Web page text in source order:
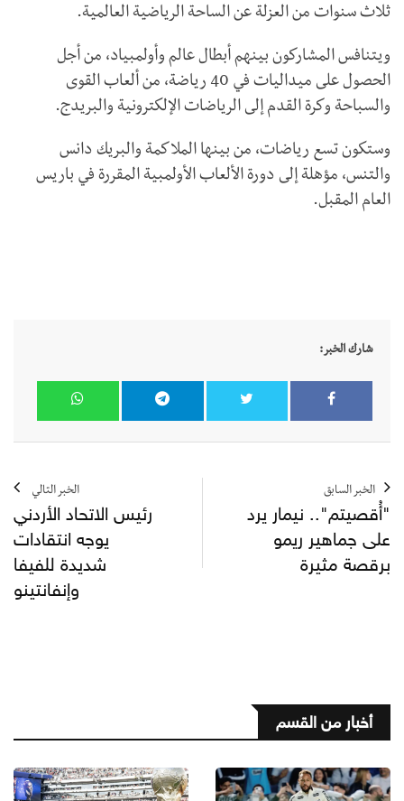
ثلاث سنوات من العزلة عن الساحة الرياضية العالمية.
ويتنافس المشاركون بينهم أبطال عالم وأولمبياد، من أجل
الحصول على ميداليات في 40 رياضة، من ألعاب القوى
والسباحة وكرة القدم إلى الرياضات الإلكترونية والبريدج.
وستكون تسع رياضات، من بينها الملاكمة والبريك دانس
والتنس، مؤهلة إلى دورة الألعاب الأولمبية المقررة في باريس
العام المقبل.
شارك الخبر:
الخبر السابق
"أُقصيتم".. نيمار يرد
على جماهير ريمو
برقصة مثيرة
الخبر التالي
رئيس الاتحاد الأردني
يوجه انتقادات
شديدة للفيفا
وإنفانتينو
أخبار من القسم